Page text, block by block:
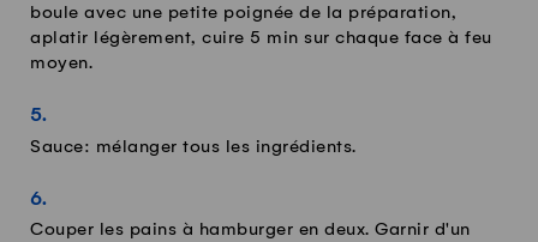
boule avec une petite poignée de la préparation,
aplatir légèrement, cuire 5 min sur chaque face à feu
moyen.
Sauce: mélanger tous les ingrédients.
Couper les pains à hamburger en deux. Garnir d'un